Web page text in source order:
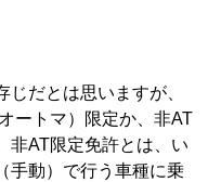
だとは思いますが、
ートマ）限定か、非AT
非AT限定免許とは、い
手動）で行う車種に乗